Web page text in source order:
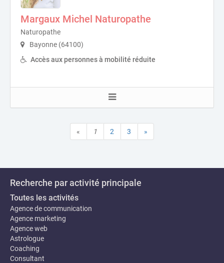
Margaux Michel Naturopathe
Naturopathe
Bayonne (64100)
Accès aux personnes à mobilité réduite
« 1 2 3 »
Recherche par activité principale
Toutes les activités
Agence de communication
Agence marketing
Agence web
Astrologue
Coaching
Consultant